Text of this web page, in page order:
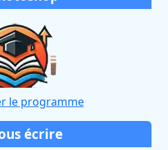
le programme
écrire